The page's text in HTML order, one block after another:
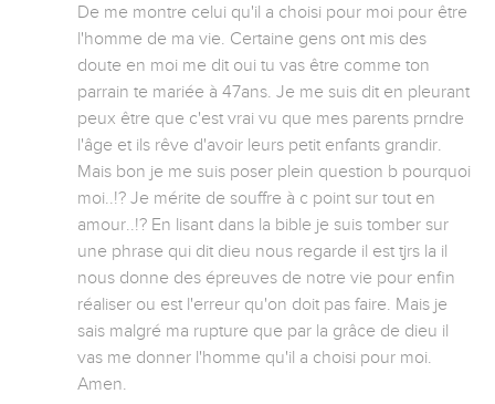
De me montre celui qu'il a choisi pour moi pour être
l'homme de ma vie. Certaine gens ont mis des
doute en moi me dit oui tu vas être comme ton
parrain te mariée à 47ans. Je me suis dit en pleurant
peux être que c'est vrai vu que mes parents prndre
l'âge et ils rêve d'avoir leurs petit enfants grandir.
Mais bon je me suis poser plein question b pourquoi
moi..!? Je mérite de souffre à c point sur tout en
amour..!? En lisant dans la bible je suis tomber sur
une phrase qui dit dieu nous regarde il est tjrs la il
nous donne des épreuves de notre vie pour enfin
réaliser ou est l'erreur qu'on doit pas faire. Mais je
sais malgré ma rupture que par la grâce de dieu il
vas me donner l'homme qu'il a choisi pour moi.
Amen.